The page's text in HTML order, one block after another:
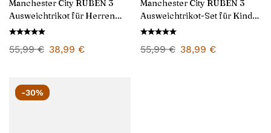
Manchester City RÚBEN 3
Ausweichtrikot für Herren
2025/26
55,99€ 38,99 €
Manchester City RÚBEN 3
Ausweichtrikot-Set für Kinder
2025/26
55,99€ 38,99 €
-30%